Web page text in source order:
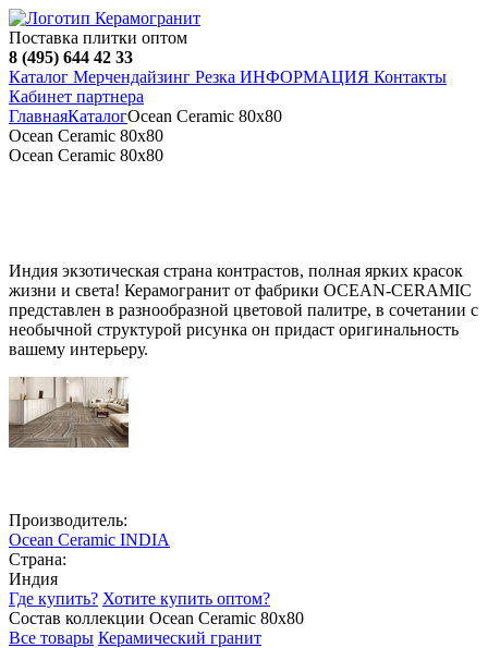
Поставка плитки оптом
8 (495) 644 42 33
Каталог Мерчендайзинг Резка ИНФОРМАЦИЯ Контакты
Кабинет партнера
ГлавнаяКаталогOcean Ceramic 80х80
Ocean Ceramic 80х80
Ocean Ceramic 80х80
Индия экзотическая страна контрастов, полная ярких красок
жизни и света! Керамогранит от фабрики OCEAN-CERAMIC
представлен в разнообразной цветовой палитре, в сочетании с
необычной структурой рисунка он придаст оригинальность
вашему интерьеру.
Производитель:
Ocean Ceramic INDIA
Страна:
Индия
Где купить? Хотите купить оптом?
Состав коллекции Ocean Ceramic 80х80
Все товары Керамический гранит